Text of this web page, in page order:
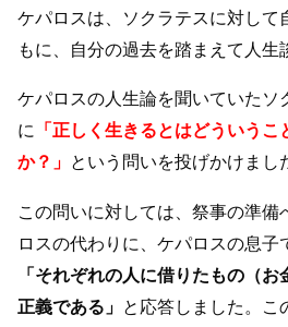
ケパロスは、ソクラテスに対して
もに、自分の過去を踏まえて人生
ケパロスの人生論を聞いていたソ
に 「正しく生きるとはどういう
か？」 という問いを投げかけまし
この問いに対しては、祭事の準備
ロスの代わりに、ケパロスの息子
「それぞれの人に借りたもの（
正義である」 と応答しました。こ